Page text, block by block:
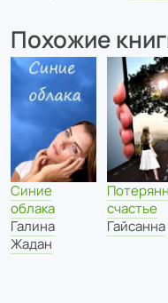
Похожие
Синие
облака
Галина
Жадан
счастье
Гайсанна